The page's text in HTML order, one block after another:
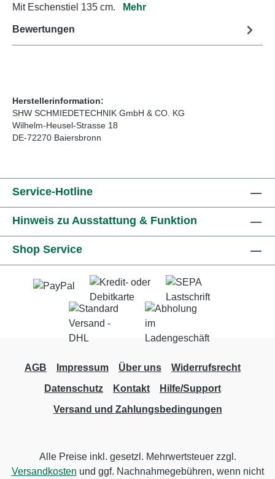
Mit Eschenstiel 135 cm.
Mehr
Bewertungen
Herstellerinformation:
SHW SCHMIEDETECHNIK GmbH & CO. KG
Wilhelm-Heusel-Strasse 18
DE-72270 Baiersbronn
Service-Hotline
Hinweis zu Ausstattung & Funktion
Shop Service
AGB Impressum Über uns
Widerrufsrecht
Datenschutz
Kontakt
Hilfe/Support
Versand und Zahlungsbedingungen
Alle Preise inkl. gesetzl. Mehrwertsteuer zzgl.
Versandkosten und ggf. Nachnahmegebühren, wenn nicht